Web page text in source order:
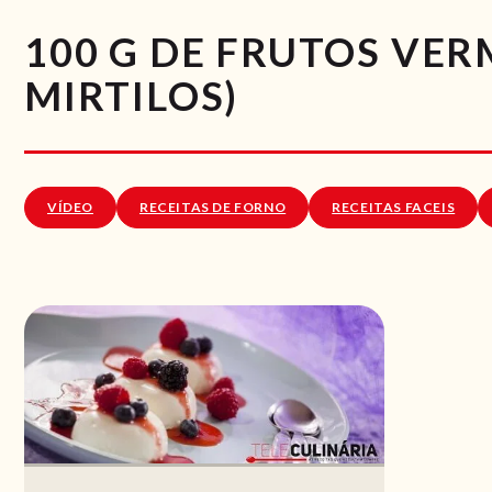
100 G DE FRUTOS
MIRTILOS)
VÍDEO RECEITAS DE FORNO RECEITAS FACEIS